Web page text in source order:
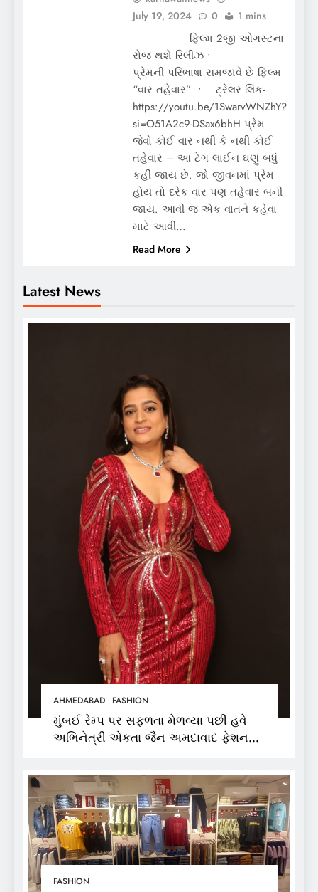
Latest News
AHMEDABAD FASHION
મુંબઈ રેમ્પ પર સફળતા મેળવ્યા પછી હવે
અભિનેત્રી એકતા જૈન અમદાવાદ ફેશન
FASHION
July 19, 2024
0 1 mins
ફિલ્મ 2જી ઓગસ્ટના
રોજ થશે રિલીઝ •
પ્રેમની પરિભાષા સમજાવે છે ફિલ્મ
“વાર તહેવાર” • ટ્રેલર લિંક-
https://youtu.be/1SwarvWNZhY?
si=O51A2c9-DSax6bhH પ્રેમ
જેવો કોઈ વાર નથી કે નથી કોઈ
તહેવાર – આ ટેગ લાઈન ઘણું બધું
કહી જાય છે. જો જીવનમાં પ્રેમ
હોય તો દરેક વાર પણ તહેવાર બની
જાય. આવી જ એક વાતને કહેવા
માટે આવી…
Read More